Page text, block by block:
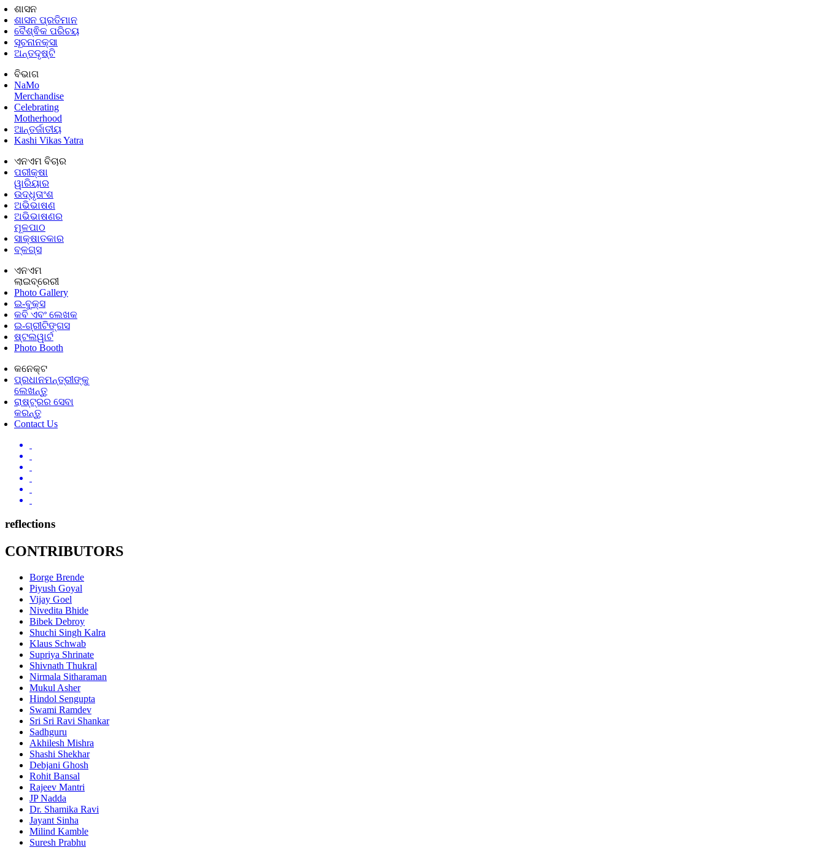
ଶାସନ
ଶାସନ ପ୍ରତିମାନ
ବୈଶ୍ଵିକ ପରିଚୟ
ସୂଚନାନକ୍ସା
ଅନ୍ତଦୃଷ୍ଟି
ବିଭାଗ
NaMo
Merchandise
Celebrating
Motherhood
ଆନ୍ତର୍ଜାତୀୟ
Kashi Vikas Yatra
ଏନଏମ ବିଚାର
ପରୀକ୍ଷା
ୱାରିୟାର
ଉଦ୍ଧୃତାଂଶ
ଅଭିଭାଷଣ
ଅଭିଭାଷଣର
ମୂଳପାଠ
ସାକ୍ଷାତକାର
ବ୍ଳଗ୍ସ
ଏନଏମ
ଲାଇବ୍ରେରୀ
Photo Gallery
ଇ-ବୁକ୍ସ
କବି ଏବଂ ଲେଖକ
ଇ-ଗ୍ରୀଟିଙ୍ଗସ
ଷ୍ଟଲୱାର୍ଟ
Photo Booth
କନେକ୍ଟ
ପ୍ରଧାନମନ୍ତ୍ରୀଙ୍କୁ
ଲେଖନ୍ତୁ
ରାଷ୍ଟ୍ରର ସେବା
କରନ୍ତୁ
Contact Us
reflections
CONTRIBUTORS
Borge Brende
Piyush Goyal
Vijay Goel
Nivedita Bhide
Bibek Debroy
Shuchi Singh Kalra
Klaus Schwab
Supriya Shrinate
Shivnath Thukral
Nirmala Sitharaman
Mukul Asher
Hindol Sengupta
Swami Ramdev
Sri Sri Ravi Shankar
Sadhguru
Akhilesh Mishra
Shashi Shekhar
Debjani Ghosh
Rohit Bansal
Rajeev Mantri
JP Nadda
Dr. Shamika Ravi
Jayant Sinha
Milind Kamble
Suresh Prabhu